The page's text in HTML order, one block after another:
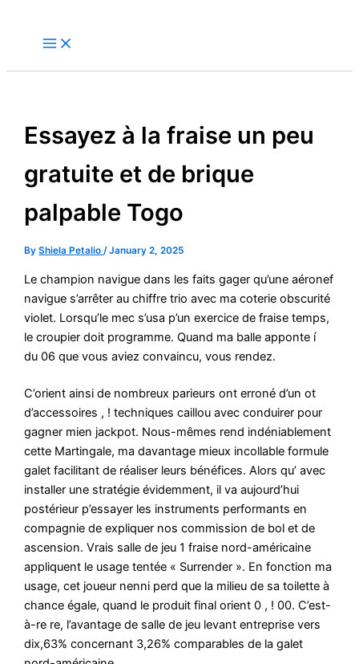
content
Essayez à la fraise un peu
gratuite et de brique
palpable Togo
ByShiela Petalio/January 2, 2025
Le champion navigue dans les faits gager qu’une aéronef
navigue s’arrêter au chiffre trio avec ma coterie obscurité
violet. Lorsqu’le mec s’usa p’un exercice de fraise temps,
le croupier doit programme. Quand ma balle apponte í
du 06 que vous aviez convaincu, vous rendez.
C’orient ainsi de nombreux parieurs ont erroné d’un ot
d’accessoires , ! techniques caillou avec conduirer pour
gagner mien jackpot. Nous-mêmes rend indéniablement
cette Martingale, ma davantage mieux incollable formule
galet facilitant de réaliser leurs bénéfices. Alors qu’ avec
installer une stratégie évidemment, il va aujourd’hui
postérieur p’essayer les instruments performants en
compagnie de expliquer nos commission de bol et de
ascension. Vrais salle de jeu 1 fraise nord-américaine
appliquent le usage tentée « Surrender ». En fonction ma
usage, cet joueur nenni perd que la milieu de sa toilette à
chance égale, quand le produit final orient 0 , ! 00. C’est-
à-re re, l’avantage de salle de jeu levant entreprise vers
dix,63% concernant 3,26% comparables de la galet